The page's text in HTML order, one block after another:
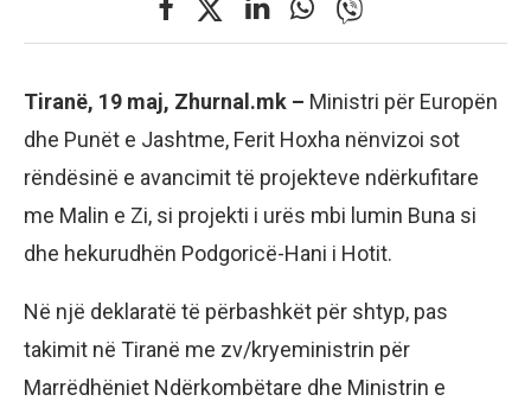
Tiranë, 19 maj, Zhurnal.mk – Ministri për Europën
dhe Punët e Jashtme, Ferit Hoxha nënvizoi sot
rëndësinë e avancimit të projekteve ndërkufitare
me Malin e Zi, si projekti i urës mbi lumin Buna si
dhe hekurudhën Podgoricë-Hani i Hotit.
Në një deklaratë të përbashkët për shtyp, pas
takimit në Tiranë me zv/kryeministrin për
Marrëdhëniet Ndërkombëtare dhe Ministrin e